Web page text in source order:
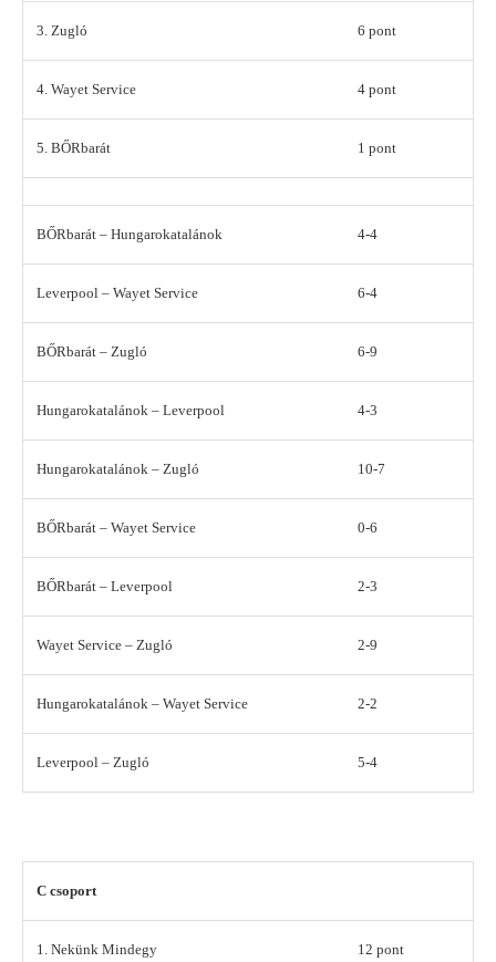
3. Zugló 6 pont
4. Wayet Service 4 pont
5. BŐRbarát 1 pont
BŐRbarát – Hungarokatalánok 4-4
Leverpool – Wayet Service 6-4
BŐRbarát – Zugló 6-9
Hungarokatalánok – Leverpool 4-3
Hungarokatalánok – Zugló 10-7
BŐRbarát – Wayet Service 0-6
BŐRbarát – Leverpool 2-3
Wayet Service – Zugló 2-9
Hungarokatalánok – Wayet Service 2-2
Leverpool – Zugló 5-4
C csoport
1. Nekünk Mindegy 12 pont